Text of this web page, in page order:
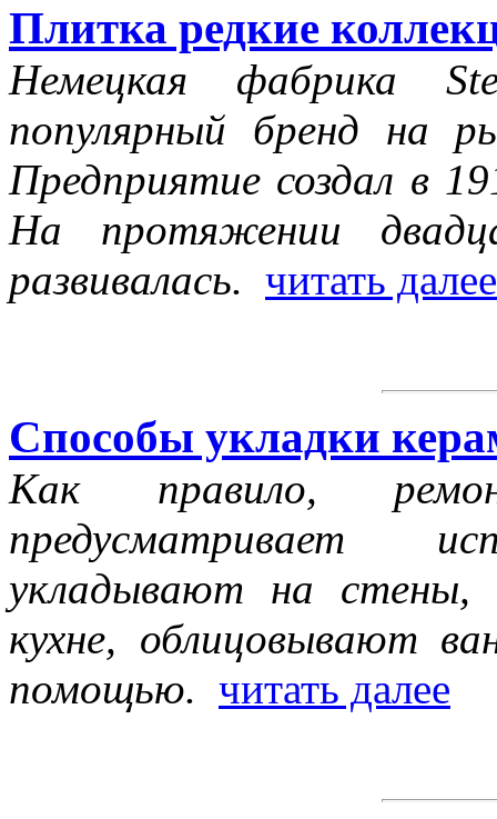
Плитка редкие
Немецкая фабрика
популярный бренд на
Предприятие создал в
На протяжении
развивалась. читать далее
Способы укладки
Как правило,
предусматривает
укладывают на стены,
кухне, облицовывают
помощью. читать далее